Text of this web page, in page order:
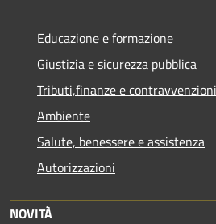
Educazione e formazione
Giustizia e sicurezza pubblica
Tributi,finanze e contravvenzioni
Ambiente
Salute, benessere e assistenza
Autorizzazioni
NOVITÀ